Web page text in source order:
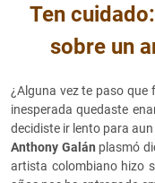
Ten
sobre un
¿Alguna vez te paso que
inesperada quedaste
decidiste ir lento para
Anthony Galán plasmó
artista colombiano hizo